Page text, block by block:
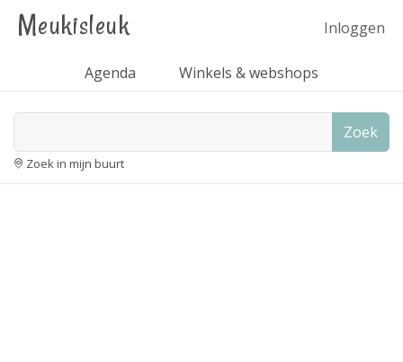
Meukisleuk Inloggen
Agenda Winkels & webshops
Zoek
Zoek in mijn buurt